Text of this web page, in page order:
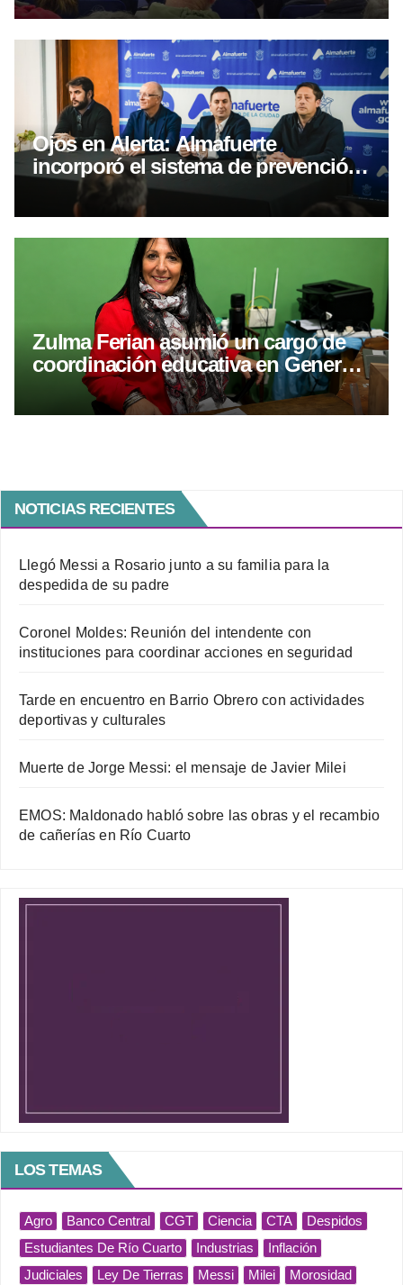
Ojos en Alerta: Almafuerte
incorporó el sistema de prevención
por WhatsApp
Zulma Ferian asumió un cargo de
coordinación educativa en General
NOTICIAS RECIENTES
Llegó Messi a Rosario junto a su familia para la
despedida de su padre
Coronel Moldes: Reunión del intendente con
instituciones para coordinar acciones en seguridad
Tarde en encuentro en Barrio Obrero con actividades
deportivas y culturales
Muerte de Jorge Messi: el mensaje de Javier Milei
EMOS: Maldonado habló sobre las obras y el recambio
de cañerías en Río Cuarto
LOS TEMAS
Agro Banco Central CGT Ciencia CTA
Despidos
Estudiantes De Río Cuarto
Industrias
Inflación
Judiciales
Ley De Tierras Messi Milei
Morosidad